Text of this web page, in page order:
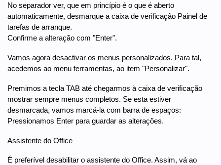
No separador ver, que em princípio é o que é aberto
automaticamente, desmarque a caixa de verificação Painel de
tarefas de arranque.
Confirme a alteração com "Enter".
Vamos agora desactivar os menus personalizados. Para tal,
acedemos ao menu ferramentas, ao item "Personalizar".
Premimos a tecla TAB até chegarmos à caixa de verificação
mostrar sempre menus completos. Se esta estiver
desmarcada, vamos marcá-la com barra de espaços:
Pressionamos Enter para guardar as alterações.
Assistente do Office
É preferível desabilitar o assistente do Office. Assim, vá ao